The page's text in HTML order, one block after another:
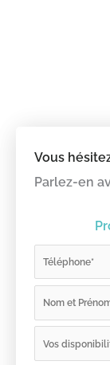
Vous
Parlez-en